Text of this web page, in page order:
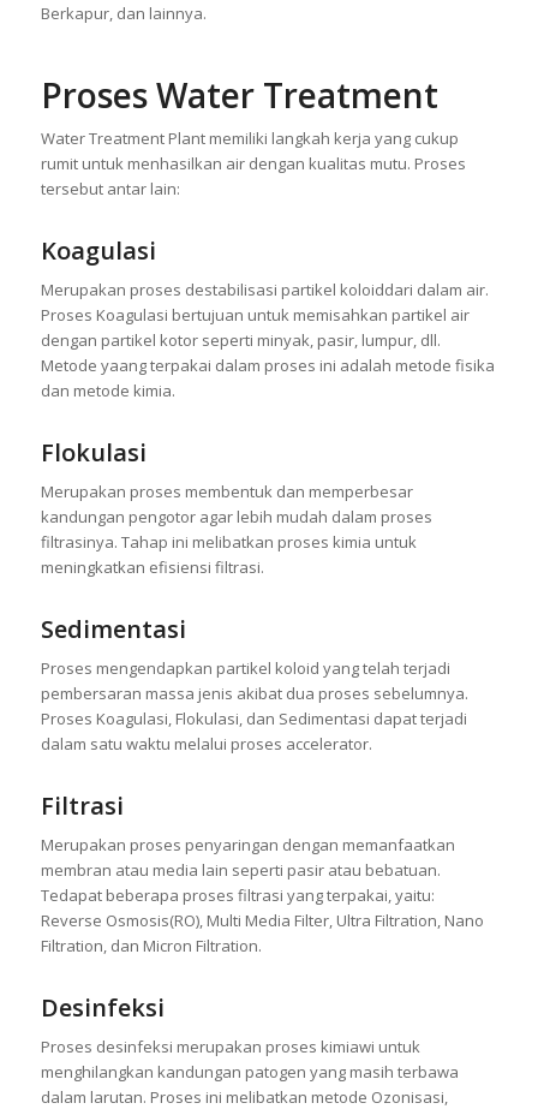
Berkapur, dan lainnya.
Proses Water Treatment
Water Treatment Plant memiliki langkah kerja yang cukup
rumit untuk menhasilkan air dengan kualitas mutu. Proses
tersebut antar lain:
Koagulasi
Merupakan proses destabilisasi partikel koloiddari dalam air.
Proses Koagulasi bertujuan untuk memisahkan partikel air
dengan partikel kotor seperti minyak, pasir, lumpur, dll.
Metode yaang terpakai dalam proses ini adalah metode fisika
dan metode kimia.
Flokulasi
Merupakan proses membentuk dan memperbesar
kandungan pengotor agar lebih mudah dalam proses
filtrasinya. Tahap ini melibatkan proses kimia untuk
meningkatkan efisiensi filtrasi.
Sedimentasi
Proses mengendapkan partikel koloid yang telah terjadi
pembersaran massa jenis akibat dua proses sebelumnya.
Proses Koagulasi, Flokulasi, dan Sedimentasi dapat terjadi
dalam satu waktu melalui proses accelerator.
Filtrasi
Merupakan proses penyaringan dengan memanfaatkan
membran atau media lain seperti pasir atau bebatuan.
Tedapat beberapa proses filtrasi yang terpakai, yaitu:
Reverse Osmosis(RO), Multi Media Filter, Ultra Filtration, Nano
Filtration, dan Micron Filtration.
Desinfeksi
Proses desinfeksi merupakan proses kimiawi untuk
menghilangkan kandungan patogen yang masih terbawa
dalam larutan. Proses ini melibatkan metode Ozonisasi,